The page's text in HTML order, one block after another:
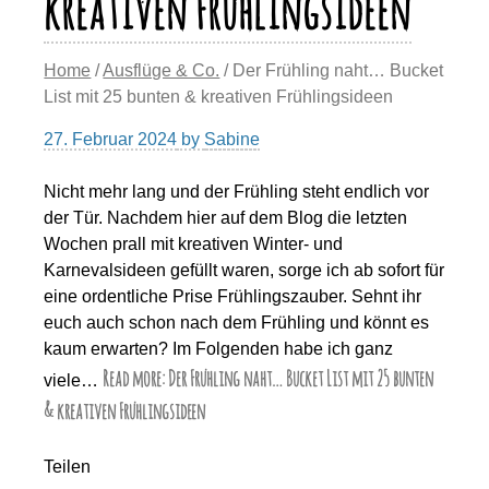
Home /Ausflüge & Co. / Der Frühling naht… Bucket
List mit 25 bunten & kreativen Frühlingsideen
27. Februar 2024 by Sabine
Nicht mehr lang und der Frühling steht endlich vor
der Tür. Nachdem hier auf dem Blog die letzten
Wochen prall mit kreativen Winter- und
Karnevalsideen gefüllt waren, sorge ich ab sofort für
eine ordentliche Prise Frühlingszauber. Sehnt ihr
euch auch schon nach dem Frühling und könnt es
kaum erwarten? Im Folgenden habe ich ganz
viele… Read more: Der Frühling naht… Bucket List mit 25 bunten
& kreativen Frühlingsideen
Teilen